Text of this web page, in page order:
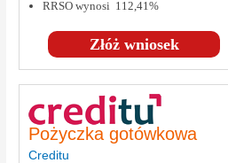
Złóż wniosek
RRSO wynosi 112,41%
Pożyczka gotówkowa
Creditu